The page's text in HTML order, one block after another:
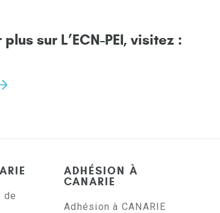
sur L’ECN-PEI, visitez :
de
ADHÉSION À
CANARIE
Adhésion à CANARIE